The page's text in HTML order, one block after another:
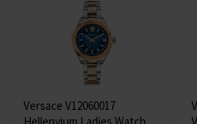
Versace V12060017